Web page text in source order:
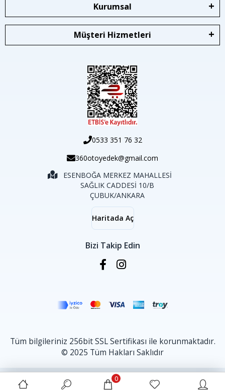
Kurumsal
Müşteri Hizmetleri
0533 351 76 32
360otoyedek@gmail.com
ESENBOĞA MERKEZ MAHALLESİ
SAĞLIK CADDESİ 10/B
ÇUBUK/ANKARA
Haritada Aç
Bizi Takip Edin
Tüm bilgileriniz 256bit SSL Sertifikası ile korunmaktadır.
© 2025 Tüm Hakları Saklıdır
0